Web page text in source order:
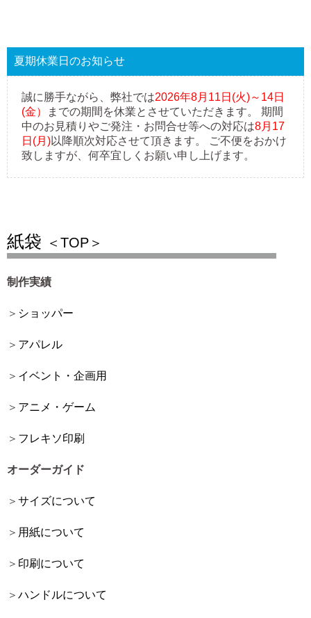
夏期休業日のお知らせ
誠に勝手ながら、弊社では2026年8月11日(火)～14日
(金）
までの期間を休業とさせていただきます。 期間
中のお見積りやご発注・お問合せ等への対応は8月17
日(月)以降順次対応させて頂きます。 ご不便をおかけ
致しますが、何卒宜しくお願い申し上げます。
紙袋 ＜TOP＞
制作実績
ショッパー
アパレル
イベント・企画用
アニメ・ゲーム
フレキソ印刷
オーダーガイド
サイズについて
用紙について
印刷について
ハンドルについて